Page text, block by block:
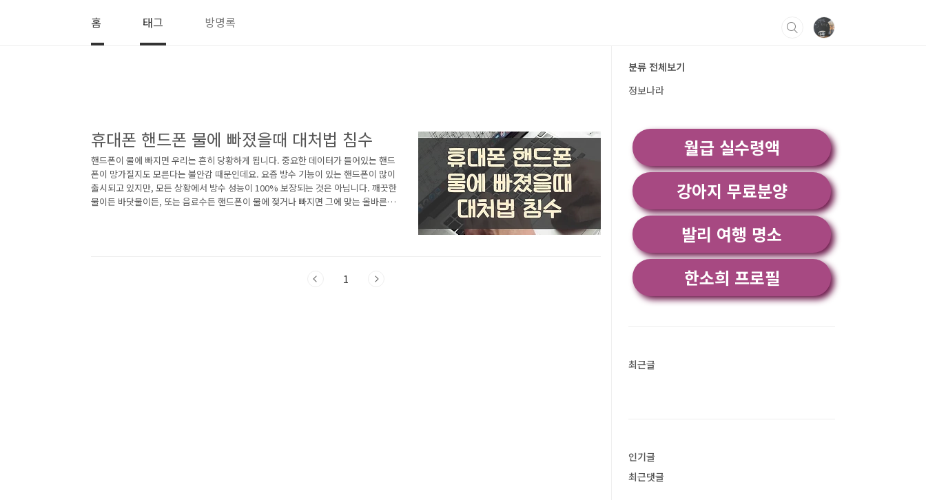
홈 태그 방명록
휴대폰 핸드폰 물에 빠졌을때 대처법 침수
핸드폰이 물에 빠지면 우리는 흔히 당황하게 됩니다. 중요한 데이터가 들어있는 핸드
폰이 망가질지도 모른다는 불안감 때문인데요. 요즘 방수 기능이 있는 핸드폰이 많이
출시되고 있지만, 모든 상황에서 방수 성능이 100% 보장되는 것은 아닙니다. 깨끗한
물이든 바닷물이든, 또는 음료수든 핸드폰이 물에 젖거나 빠지면 그에 맞는 올바른 대
1
분류 전체보기
정보나라
월급 실수령액
강아지 무료분양
발리 여행 명소
한소희 프로필
최근글
인기글
최근댓글